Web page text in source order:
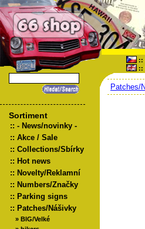
::
::
Sortiment
:: - News/novinky -
:: Akce / Sale
:: Collections/Sbírky
:: Hot news
:: Novelty/Reklamní
:: Numbers/Značky
:: Parking signs
:: Patches/Nášivky
» BIG/Velké
Patches/